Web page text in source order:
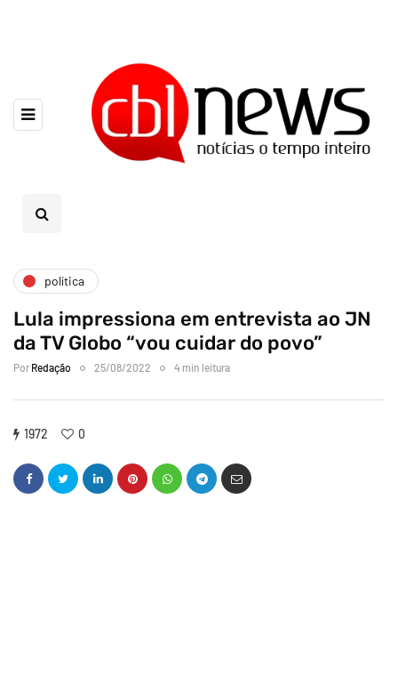
política
Lula impressiona em entrevista ao JN
da TV Globo “vou cuidar do povo”
Por Redação 25/08/2022 4 min leitura
1972 0